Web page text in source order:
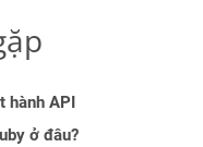
hành API
ở đâu?